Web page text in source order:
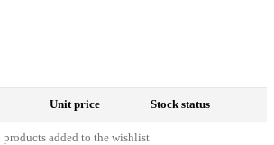
Unit price Stock status
products added to the wishlist